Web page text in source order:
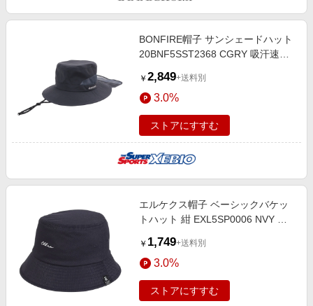
BONFIRE帽子 サンシェードハット
20BNF5SST2368 CGRY 吸汗速乾
紫外線 撥水 園芸 ガーデニング
￥ 2,849+送料別
3.0%
ストアにすすむ
エルケクス帽子 ベーシックバケッ
トハット 紺 EXL5SP0006 NVY 吸
け スポーツキャップ
￥ 1,749+送料別
3.0%
ストアにすすむ